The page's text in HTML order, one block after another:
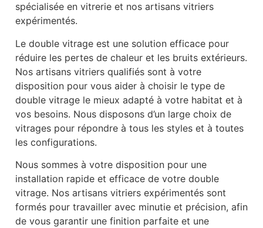
spécialisée en vitrerie et nos artisans vitriers
expérimentés.
Le double vitrage est une solution efficace pour
réduire les pertes de chaleur et les bruits extérieurs.
Nos artisans vitriers qualifiés sont à votre
disposition pour vous aider à choisir le type de
double vitrage le mieux adapté à votre habitat et à
vos besoins. Nous disposons d’un large choix de
vitrages pour répondre à tous les styles et à toutes
les configurations.
Nous sommes à votre disposition pour une
installation rapide et efficace de votre double
vitrage. Nos artisans vitriers expérimentés sont
formés pour travailler avec minutie et précision, afin
de vous garantir une finition parfaite et une